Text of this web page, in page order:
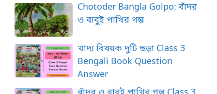
Chotoder Bangla Golpo: বাঁদর
ও বাবুই পাখির গল্প
খাদ্য বিষয়ক দুটি ছড়া Class 3
Bengali Book Question
Answer
বাঁদর ও বাবুই পাখির গল্প Class 3